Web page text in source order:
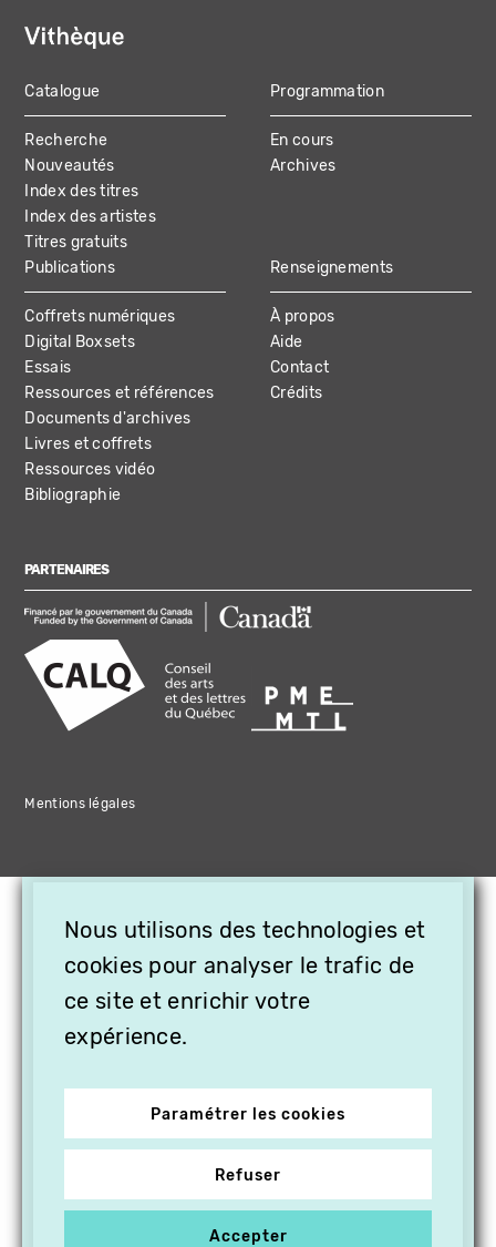
MAIN
NAVIGATION
Catalogue
Recherche
Nouveautés
Index des titres
Index des artistes
Titres gratuits
Programmation
En cours
Archives
Publications
Coffrets numériques
Digital Boxsets
Essais
Ressources et références
Documents d'archives
Livres et coffrets
Ressources vidéo
Bibliographie
Renseignements
À propos
Aide
Contact
Crédits
PARTENAIRES
Mentions légales
Nous utilisons des technologies et
cookies pour analyser le trafic de
ce site et enrichir votre
expérience.
Paramétrer les cookies
Refuser
Accepter
OFFREZ LA VIDÉO EN
CADEAU, ABONNEZ VOS
PROCHES À VITHÈQUE !